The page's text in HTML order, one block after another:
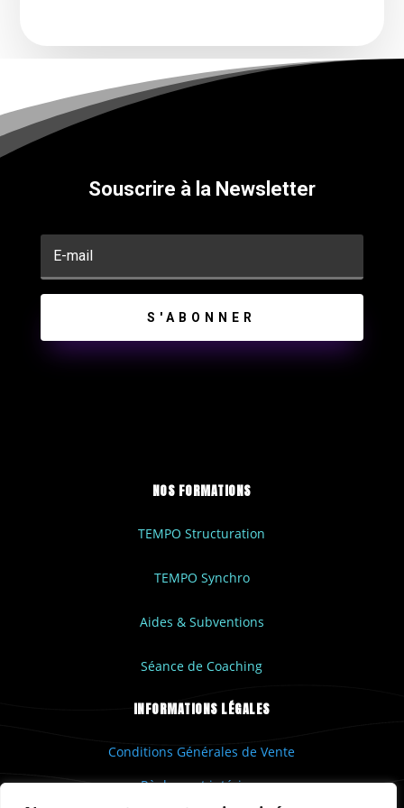
Souscrire à la Newsletter
S'ABONNER
NOS FORMATIONS
TEMPO Structuration
TEMPO Synchro
Aides & Subventions
Séance de Coaching
INFORMATIONS LÉGALES
Conditions Générales de Vente
Règlement intérieur